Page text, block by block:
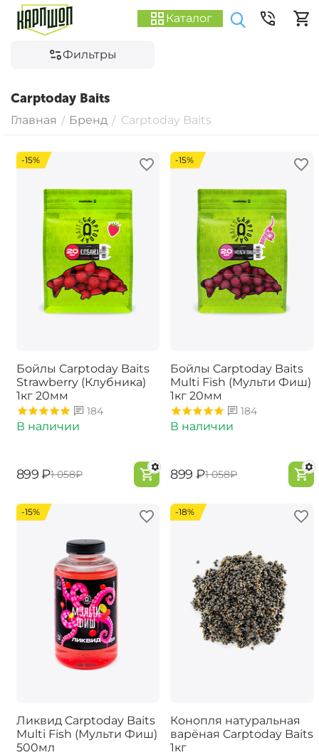
Каталог
Фильтры
Carptoday Baits
Главная / Бренд / Carptoday Baits
-15%
Бойлы Carptoday Baits
Strawberry (Клубника)
1кг 20мм
184
В наличии
‍899‍ ₽‍1 058‍₽
-15%
Бойлы Carptoday Baits
Multi Fish (Мульти Фиш)
1кг 20мм
184
В наличии
‍899‍ ₽‍1 058‍₽
-15%
Ликвид Carptoday Baits
Multi Fish (Мульти Фиш)
500мл
-18%
Конопля натуральная
варёная Carptoday Baits
1кг